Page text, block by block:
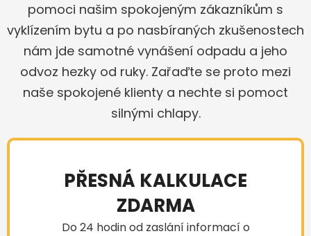
pomoci našim spokojeným zákazníkům s
vyklízením bytu a po nasbíraných zkušenostech
nám jde samotné vynášení odpadu a jeho
odvoz hezky od ruky. Zařaďte se proto mezi
naše spokojené klienty a nechte si pomoct
silnými chlapy.
PŘESNÁ KALKULACE
ZDARMA
Do 24 hodin od zaslání informací o